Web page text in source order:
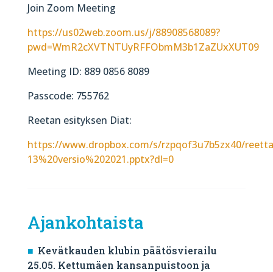
Join Zoom Meeting
https://us02web.zoom.us/j/88908568089?
pwd=WmR2cXVTNTUyRFFObmM3b1ZaZUxXUT09
Meeting ID: 889 0856 8089
Passcode: 755762
Reetan esityksen Diat:
https://www.dropbox.com/s/rzpqof3u7b5zx40/
13%20versio%202021.pptx?dl=0
Ajankohtaista
Kevätkauden klubin päätösvierailu
25.05. Kettumäen kansanpuistoon ja